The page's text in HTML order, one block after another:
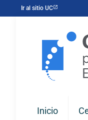
Ir al sitio UC
Inicio